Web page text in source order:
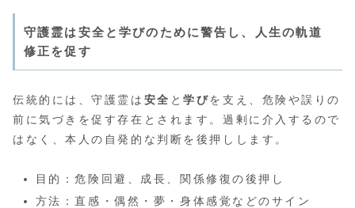
守護霊は安全と学びのために警告し、人生の軌道
修正を促す
伝統的には、守護霊は 安全 と学びを支え、危険や誤りの
前に気づきを促す存在とされます。過剰に介入するので
はなく、本人の自発的な判断を後押しします。
目的：危険回避、成長、関係修復の後押し
方法：直感・偶然・夢・身体感覚などのサイン